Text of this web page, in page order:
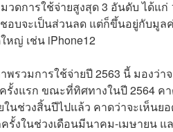
วดการใช้จ่ายสูงสุด 3 อันดับ ได้แ
อบจะเป็นส่วนลด แต่ก็ขึ้นอยู่กับมูล
หญ่ เช่น iPhone12
พรวมการใช้จ่ายปี 2563 นี้ มองว่า
รั้งแรก ขณะที่ทิศทางในปี 2564 ค
ในช่วงสิ้นปีไปแล้ว คาดว่าจะเห็น
รั้งในช่วงเดือนมีนาคม-เมษายน แ